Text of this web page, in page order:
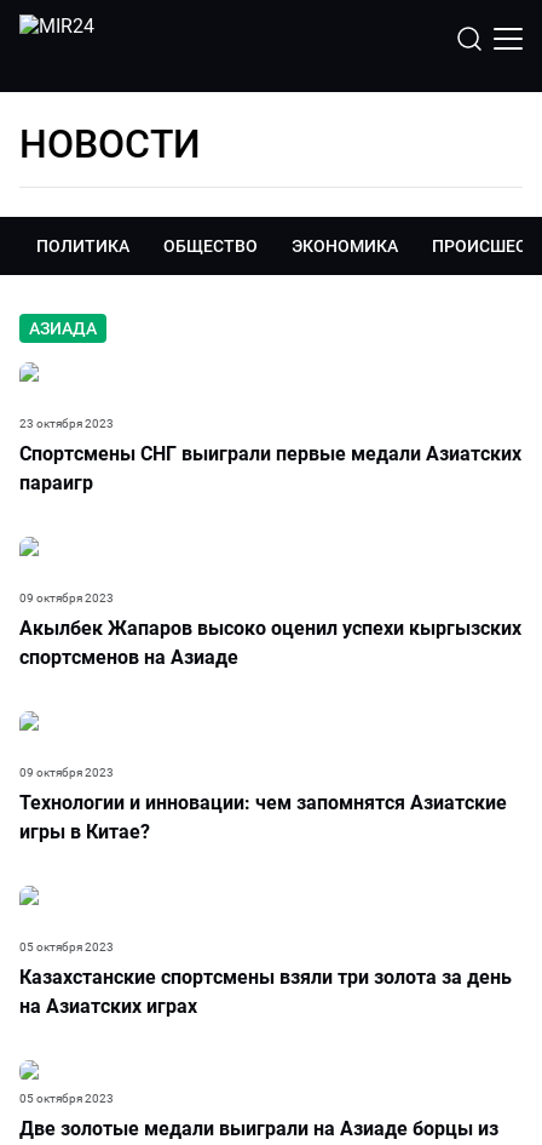
НОВОСТИ
ПОЛИТИКА ОБЩЕСТВО ЭКОНОМИКА
АЗИАДА
Спортсмены СНГ выиграли первые медали Азиатских
параигр
23 октября 2023
Акылбек Жапаров высоко оценил успехи кыргызских
спортсменов на Азиаде
09 октября 2023
Технологии и инновации: чем запомнятся Азиатские
игры в Китае?
09 октября 2023
Казахстанские спортсмены взяли три золота за день
на Азиатских играх
05 октября 2023
Две золотые медали выиграли на Азиаде борцы из
05 октября 2023